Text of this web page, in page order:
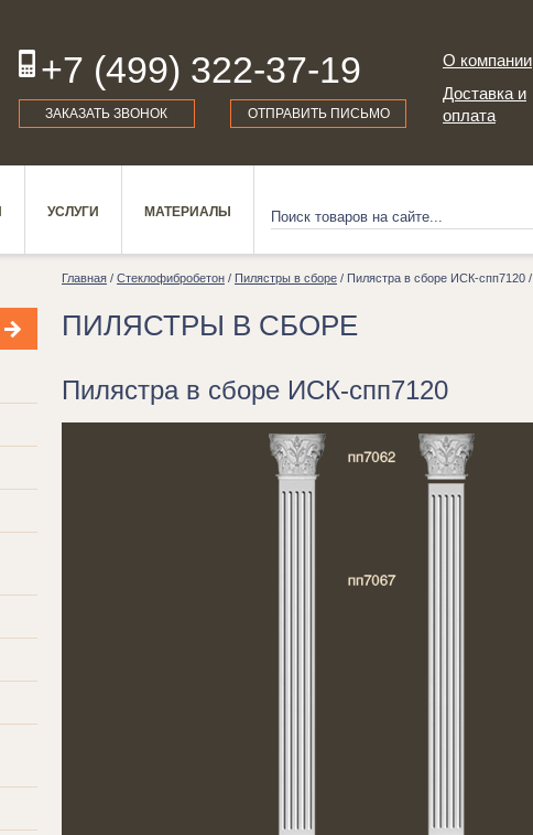
+7 (499) 322-37-19
ЗАКАЗАТЬ ЗВОНОК ОТПРАВИТЬ ПИСЬМО
О компании
Доставка и
оплата
УСЛУГИ МАТЕРИАЛЫ
Главная / Стеклофибробетон / Пилястры в сборе / Пилястра в сборе ИСК-спп7120 /
ПИЛЯСТРЫ В СБОРЕ
Пилястра в сборе ИСК-спп7120